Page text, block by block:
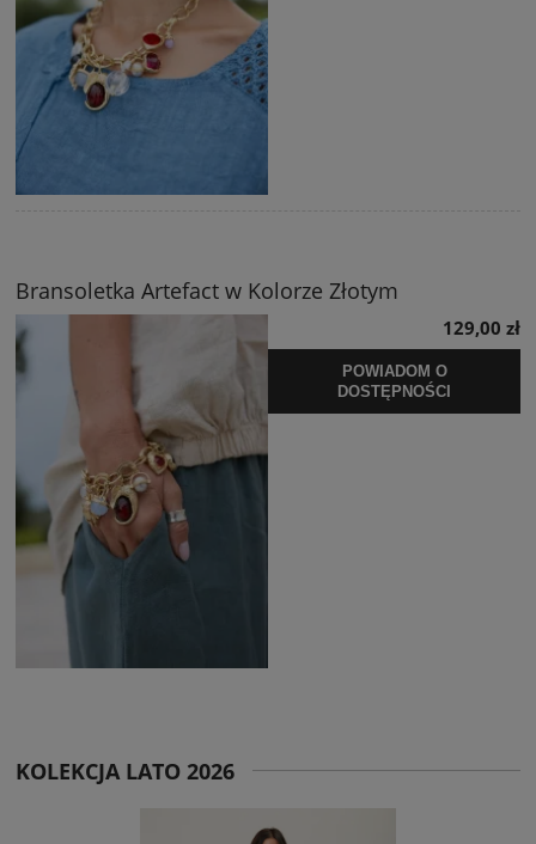
Bransoletka Artefact w Kolorze Złotym
129,00 zł
POWIADOM O
DOSTĘPNOŚCI
KOLEKCJA LATO 2026